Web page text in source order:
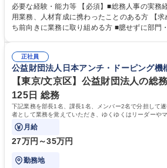
務全般を担当していただきます。 【主な業務内容】 ■採用関係業務および
人材育成(社員研修)業務の推進 ■中期経営計画
投資計画等の策定 ■社内の重要会議の運営 ■そ
務人事】経験者歓迎！/阪急阪神HDグループ/年
必要な経験・能力等 【必須】■総務人事の実務
用業務、人材育成に携わったことのある方 【求める人物像】 ■探求心を持
ち前向きに業務に取り組める方 ■臆せずに部門
囲のメンバーと協調しつつ主体性を持って能動的
歴・資格 学歴：大学院 大学 高専 短大 専修学校
正社員
公益財団法人日本アンチ・ドーピング機
【東京/文京区】公益財団法人の総
125日 総務
下記業務を部長1名、課長1名、メンバー2名で分担して
者として業務を覚えていただき、ゆくゆくはリーダーや
躍いただくことを期待しています。
月給
27万円～35万円
勤務地